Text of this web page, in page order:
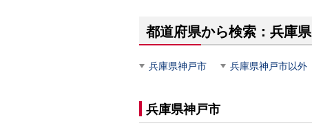
都道府県から検索：兵庫県
兵庫県神戸市 兵庫県神戸市以外
兵庫県神戸市